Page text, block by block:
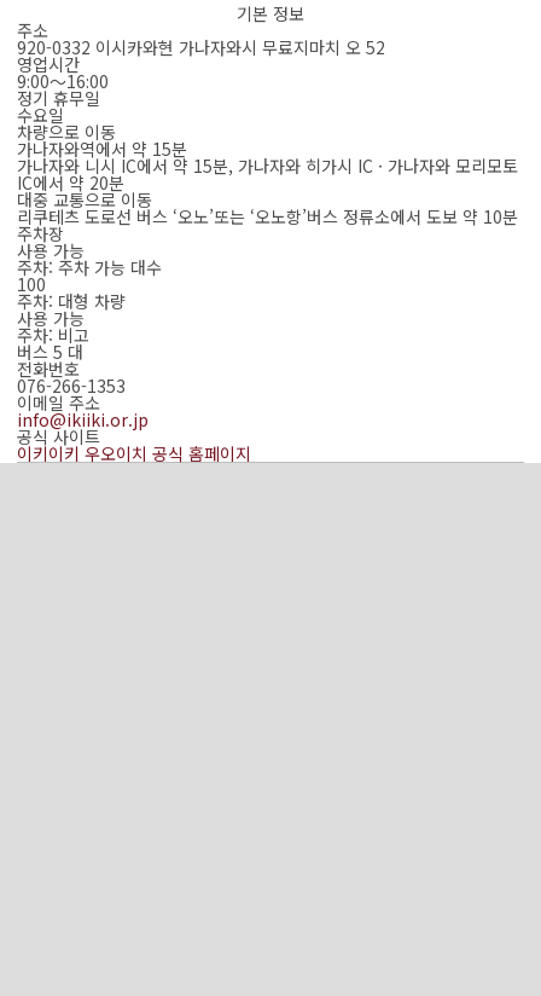
기본 정보
주소
920-0332 이시카와현 가나자와시 무료지마치 오 52
영업시간
9:00～16:00
정기 휴무일
수요일
차량으로 이동
가나자와역에서 약 15분
가나자와 니시 IC에서 약 15분, 가나자와 히가시 IC · 가나자와 모리모토
IC에서 약 20분
대중 교통으로 이동
리쿠테츠 도로선 버스 ‘오노’또는 ‘오노항’버스 정류소에서 도보 약 10분
주차장
사용 가능
주차: 주차 가능 대수
100
주차: 대형 차량
사용 가능
주차: 비고
버스 5 대
전화번호
076-266-1353
이메일 주소
info@ikiiki.or.jp
공식 사이트
이키이키 우오이치 공식 홈페이지